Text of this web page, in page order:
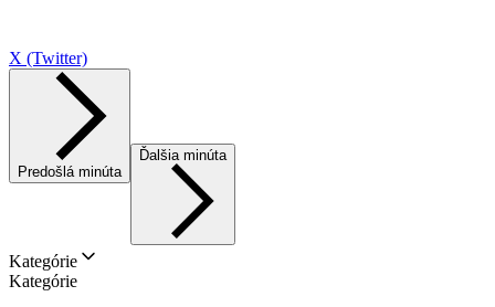
X (Twitter)
Predošlá minúta
Ďalšia minúta
Kategórie
Kategórie